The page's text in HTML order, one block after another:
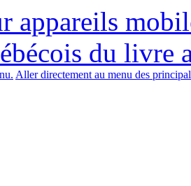
appareils
du livre
Aller directement au menu des